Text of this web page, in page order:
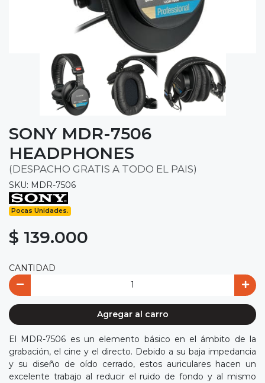
SONY MDR-7506
HEADPHONES
(DESPACHO GRATIS A TODO EL PAIS)
SKU: MDR-7506
Pocas Unidades.
$ 139.000
CANTIDAD
Agregar al carro
El MDR-7506 es un elemento básico en el ámbito de la
grabación, el cine y el directo. Debido a su baja impedancia
y su diseño de oído cerrado, estos auriculares hacen un
excelente trabajo al reducir el ruido de fondo y al mismo